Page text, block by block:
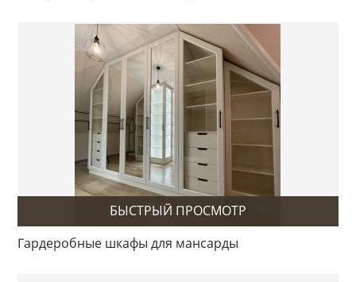
БЫСТРЫЙ ПРОСМОТР
Гардеробные шкафы для мансарды